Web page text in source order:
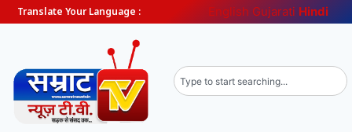
Translate Your Language : English Gujarati Hindi